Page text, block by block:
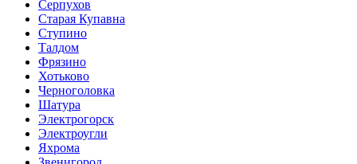
Серпухов
Старая Купавна
Ступино
Талдом
Фрязино
Хотьково
Черноголовка
Шатура
Электрогорск
Электроугли
Яхрома